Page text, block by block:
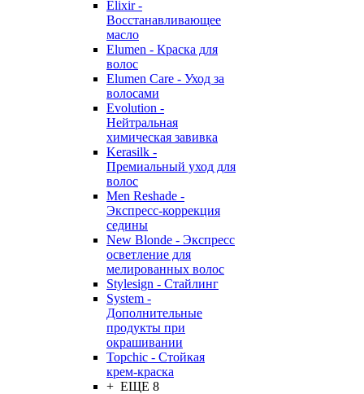
Elixir -
Восстанавливающее
масло
Elumen - Краска для
волос
Elumen Care - Уход за
волосами
Evolution -
Нейтральная
химическая завивка
Kerasilk -
Премиальный уход для
волос
Men Reshade -
Экспресс-коррекция
седины
New Blonde - Экспресс
осветление для
мелированных волос
Stylesign - Стайлинг
System -
Дополнительные
продукты при
окрашивании
Topchic - Стойкая
крем-краска
+ ЕЩЕ 8